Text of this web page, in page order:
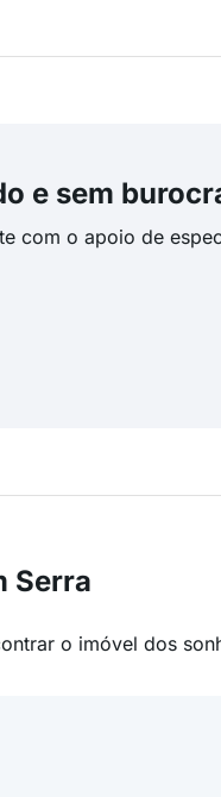
e sem
com o apoio de
Serra
o imóvel dos